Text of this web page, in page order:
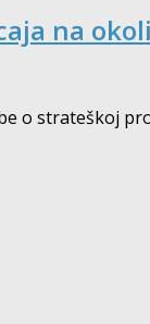
na
o strateškoj